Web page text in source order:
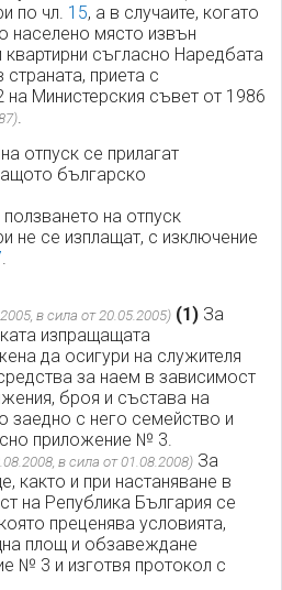
по чл. 15, а в случаите, когато
населено място извън
квартирни съгласно Наредбата
приета с
Министерския съвет от 1986
.
отпуск се прилагат
българско
на отпуск
не се изплащат, с изключение
.
в сила от 20.05.2005) (1) За
изпращащата
да осигури на служителя
за наем в зависимост
броя и състава на
заедно с него семейство и
приложение № 3.
в сила от 01.08.2008) За
както и при настаняване в
на Република България се
преценява условията,
площ и обзавеждане
№ 3 и изготвя протокол с